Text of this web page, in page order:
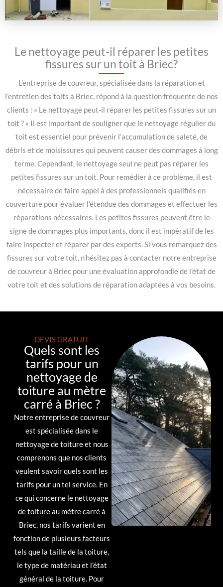
Le nettoyage peut-il réparer les petites
fissures sur un toit à Briec?
L’entreprise de couvreur, spécialisée dans la réparation et
l’entretien des toits à Briec, répond à la question fréquente de nos
clients : « Le nettoyage peut-il réparer les petites fissures sur un
toit ? » Il est important de souligner que le nettoyage régulier du
toit est essentiel pour prévenir l’accumulation de saleté, de
débris et de moisissures qui peuvent causer des dommages à long
terme. Cependant, le nettoyage seul ne peut pas réparer les
petites fissures sur un toit. Pour remédier à ce problème, il est
nécessaire de faire appel à des professionnels qualifiés en
couverture pour évaluer l’étendue des dommages et effectuer les
réparations nécessaires. Les petites fissures peuvent être le
signe de dommages plus importants, donc il est impératif de les
faire inspecter et réparer par des experts. Si vous remarquez des
fissures sur votre toit, n’hésitez pas à contacter notre entreprise
de couvreur à Briec pour une évaluation approfondie de l’état de
votre toit et des solutions de réparation adaptées à vos besoins.
DEVIS GRATUIT
Quels sont les
tarifs pour un
nettoyage de
toiture au mètre
carré à Briec ?
Notre entreprise de couvreur
est spécialisée dans le
nettoyage de toiture et nous
comprenons que nos clients
veulent savoir quels sont les
tarifs pour un tel service. En
ce qui concerne le nettoyage
de toiture au mètre carré à
Briec, nos tarifs varient en
fonction de plusieurs facteurs
tels que la taille de la toiture,
le type de matériau et l’état
général de la toiture. Pour